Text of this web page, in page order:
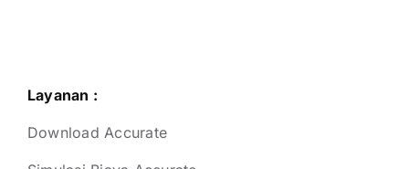
Layanan :
Download Accurate